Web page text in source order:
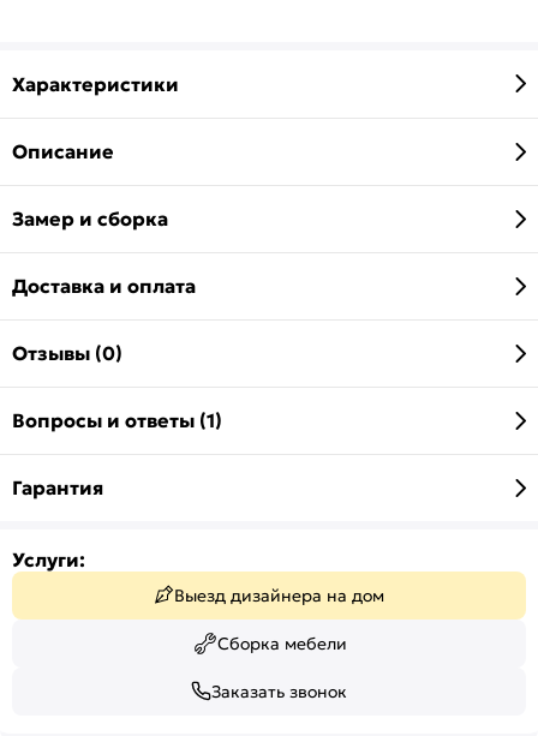
Характеристики
Описание
Замер и сборка
Доставка и оплата
Отзывы (0)
Вопросы и ответы (1)
Гарантия
Услуги:
Выезд дизайнера на дом
Сборка мебели
Заказать звонок